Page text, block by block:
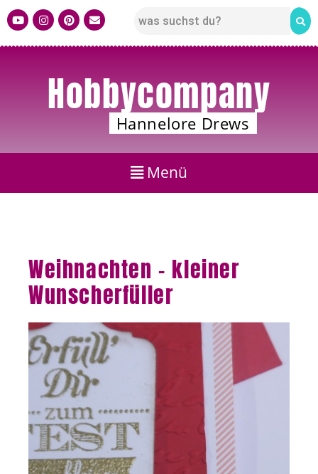
Hobbycompany
Hannelore Drews
Weihnachten – kleiner
Wunscherfüller